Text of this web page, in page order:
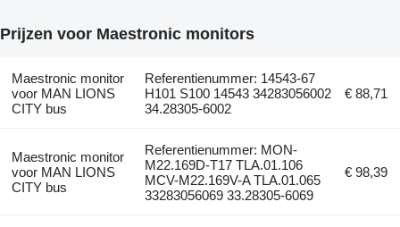
Prijzen voor Maestronic monitors
Maestronic monitor
voor MAN LIONS
CITY bus
Referentienummer: 14543-67
H101 S100 14543 34283056002
34.28305-6002
€ 88,71
Maestronic monitor
voor MAN LIONS
CITY bus
Referentienummer: MON-
M22.169D-T17 TLA.01.106
MCV-M22.169V-A TLA.01.065
33283056069 33.28305-6069
€ 98,39